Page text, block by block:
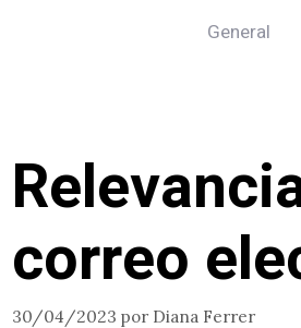
General
correo
30/04/2023 por Diana Ferrer